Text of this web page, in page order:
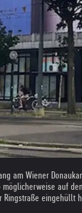
am Wiener
auf